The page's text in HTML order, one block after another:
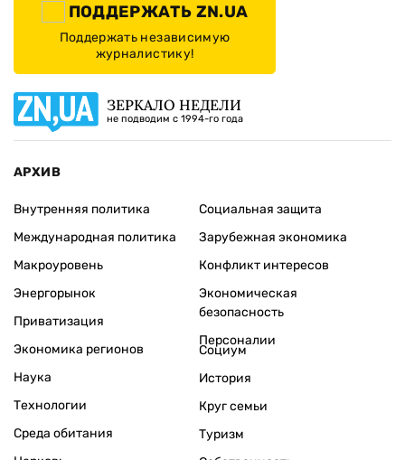
ПОДДЕРЖАТЬ ZN.UA
Поддержать независимую
журналистику!
ЗЕРКАЛО НЕДЕЛИ
не подводим с 1994-го года
АРХИВ
Внутренняя политика
Международная политика
Макроуровень
Энергорынок
Приватизация
Экономика регионов
Социальная защита
Зарубежная экономика
Конфликт интересов
Экономическая
безопасность
Персоналии
Наука
Технологии
Среда обитания
Социум
История
Круг семьи
Туризм